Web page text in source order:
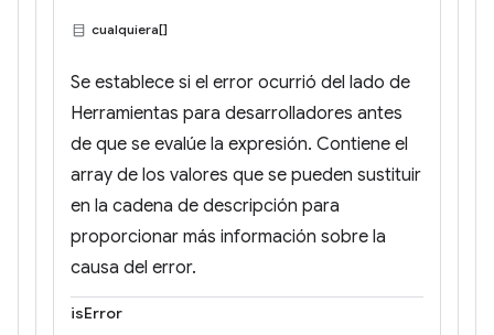
cualquiera[]
Se establece si el error ocurrió del lado de
Herramientas para desarrolladores antes
de que se evalúe la expresión. Contiene el
array de los valores que se pueden sustituir
en la cadena de descripción para
proporcionar más información sobre la
causa del error.
isError